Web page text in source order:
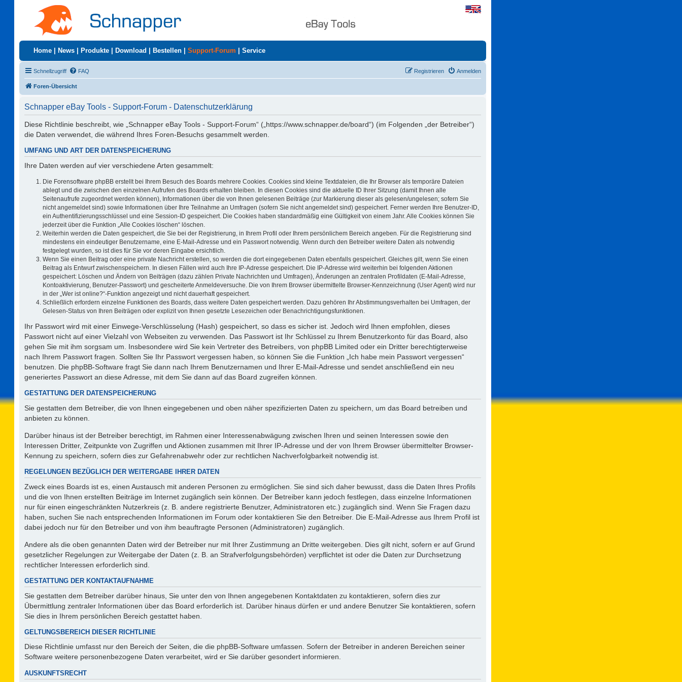
Home News Produkte Download Bestellen Support-Forum Service
Schnellzugriff FAQ Anmelden
Registrieren
Foren-Übersicht
Schnapper eBay Tools - Support-Forum - Datenschutzerklärung
Diese Richtlinie beschreibt, wie „Schnapper eBay Tools - Support-Forum“ („https://www.schnapper.de/board“) (im Folgenden „der Betreiber“)
die Daten verwendet, die während Ihres Foren-Besuchs gesammelt werden.
UMFANG UND ART DER DATENSPEICHERUNG
Ihre Daten werden auf vier verschiedene Arten gesammelt:
Die Forensoftware phpBB erstellt bei Ihrem Besuch des Boards mehrere Cookies. Cookies sind kleine Textdateien, die Ihr Browser als temporäre Dateien
ablegt und die zwischen den einzelnen Aufrufen des Boards erhalten bleiben. In diesen Cookies sind die aktuelle ID Ihrer Sitzung (damit Ihnen alle
Seitenaufrufe zugeordnet werden können), Informationen über die von Ihnen gelesenen Beiträge (zur Markierung dieser als gelesen/ungelesen; sofern Sie
nicht angemeldet sind) sowie Informationen über Ihre Teilnahme an Umfragen (sofern Sie nicht angemeldet sind) gespeichert. Ferner werden Ihre Benutzer-ID,
ein Authentifizierungsschlüssel und eine Session-ID gespeichert. Die Cookies haben standardmäßig eine Gültigkeit von einem Jahr. Alle Cookies können Sie
jederzeit über die Funktion „Alle Cookies löschen“ löschen.
Weiterhin werden die Daten gespeichert, die Sie bei der Registrierung, in Ihrem Profil oder Ihrem persönlichem Bereich angeben. Für die Registrierung sind
mindestens ein eindeutiger Benutzername, eine E-Mail-Adresse und ein Passwort notwendig. Wenn durch den Betreiber weitere Daten als notwendig
festgelegt wurden, so ist dies für Sie vor deren Eingabe ersichtlich.
Wenn Sie einen Beitrag oder eine private Nachricht erstellen, so werden die dort eingegebenen Daten ebenfalls gespeichert. Gleiches gilt, wenn Sie einen
Beitrag als Entwurf zwischenspeichern. In diesen Fällen wird auch Ihre IP-Adresse gespeichert. Die IP-Adresse wird weiterhin bei folgenden Aktionen
gespeichert: Löschen und Ändern von Beiträgen (dazu zählen Private Nachrichten und Umfragen), Änderungen an zentralen Profildaten (E-Mail-Adresse,
Kontoaktivierung, Benutzer-Passwort) und gescheiterte Anmeldeversuche. Die von Ihrem Browser übermittelte Browser-Kennzeichnung (User Agent) wird nur
in der „Wer ist online?“-Funktion angezeigt und nicht dauerhaft gespeichert.
Schließlich erfordern einzelne Funktionen des Boards, dass weitere Daten gespeichert werden. Dazu gehören Ihr Abstimmungsverhalten bei Umfragen, der
Gelesen-Status von Ihren Beiträgen oder explizit von Ihnen gesetzte Lesezeichen oder Benachrichtigungsfunktionen.
Ihr Passwort wird mit einer Einwege-Verschlüsselung (Hash) gespeichert, so dass es sicher ist. Jedoch wird Ihnen empfohlen, dieses
Passwort nicht auf einer Vielzahl von Webseiten zu verwenden. Das Passwort ist Ihr Schlüssel zu Ihrem Benutzerkonto für das Board, also
gehen Sie mit ihm sorgsam um. Insbesondere wird Sie kein Vertreter des Betreibers, von phpBB Limited oder ein Dritter berechtigterweise
nach Ihrem Passwort fragen. Sollten Sie Ihr Passwort vergessen haben, so können Sie die Funktion „Ich habe mein Passwort vergessen“
benutzen. Die phpBB-Software fragt Sie dann nach Ihrem Benutzernamen und Ihrer E-Mail-Adresse und sendet anschließend ein neu
generiertes Passwort an diese Adresse, mit dem Sie dann auf das Board zugreifen können.
GESTATTUNG DER DATENSPEICHERUNG
Sie gestatten dem Betreiber, die von Ihnen eingegebenen und oben näher spezifizierten Daten zu speichern, um das Board betreiben und
anbieten zu können.
Darüber hinaus ist der Betreiber berechtigt, im Rahmen einer Interessenabwägung zwischen Ihren und seinen Interessen sowie den
Interessen Dritter, Zeitpunkte von Zugriffen und Aktionen zusammen mit Ihrer IP-Adresse und der von Ihrem Browser übermittelter Browser-
Kennung zu speichern, sofern dies zur Gefahrenabwehr oder zur rechtlichen Nachverfolgbarkeit notwendig ist.
REGELUNGEN BEZÜGLICH DER WEITERGABE IHRER DATEN
Zweck eines Boards ist es, einen Austausch mit anderen Personen zu ermöglichen. Sie sind sich daher bewusst, dass die Daten Ihres Profils
und die von Ihnen erstellten Beiträge im Internet zugänglich sein können. Der Betreiber kann jedoch festlegen, dass einzelne Informationen
nur für einen eingeschränkten Nutzerkreis (z. B. andere registrierte Benutzer, Administratoren etc.) zugänglich sind. Wenn Sie Fragen dazu
haben, suchen Sie nach entsprechenden Informationen im Forum oder kontaktieren Sie den Betreiber. Die E-Mail-Adresse aus Ihrem Profil ist
dabei jedoch nur für den Betreiber und von ihm beauftragte Personen (Administratoren) zugänglich.
Andere als die oben genannten Daten wird der Betreiber nur mit Ihrer Zustimmung an Dritte weitergeben. Dies gilt nicht, sofern er auf Grund
gesetzlicher Regelungen zur Weitergabe der Daten (z. B. an Strafverfolgungsbehörden) verpflichtet ist oder die Daten zur Durchsetzung
rechtlicher Interessen erforderlich sind.
GESTATTUNG DER KONTAKTAUFNAHME
Sie gestatten dem Betreiber darüber hinaus, Sie unter den von Ihnen angegebenen Kontaktdaten zu kontaktieren, sofern dies zur
Übermittlung zentraler Informationen über das Board erforderlich ist. Darüber hinaus dürfen er und andere Benutzer Sie kontaktieren, sofern
Sie dies in Ihrem persönlichen Bereich gestattet haben.
GELTUNGSBEREICH DIESER RICHTLINIE
Diese Richtlinie umfasst nur den Bereich der Seiten, die die phpBB-Software umfassen. Sofern der Betreiber in anderen Bereichen seiner
Software weitere personenbezogene Daten verarbeitet, wird er Sie darüber gesondert informieren.
AUSKUNFTSRECHT